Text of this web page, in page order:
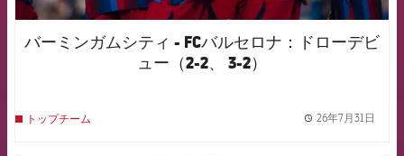
バーミンガムシティ - FCバルセロナ：ドローデビ
ュー（2-2、 3-2）
トップチーム 26年7月31日